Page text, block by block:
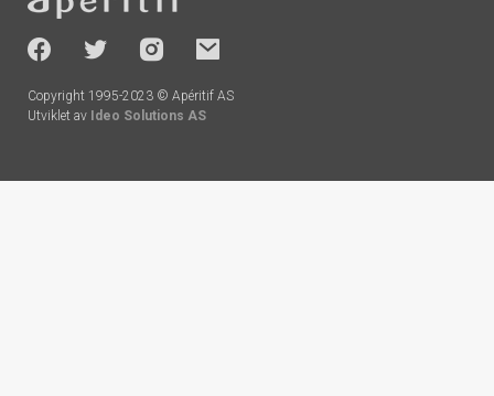
-
socials
Copyright 1995-2023 © Apéritif AS
Utviklet av Ideo Solutions AS